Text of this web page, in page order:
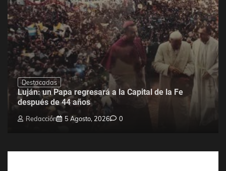
Destacadas
Luján: un Papa regresará a la Capital de la Fe
después de 44 años
Redacción 5 Agosto, 2026 0